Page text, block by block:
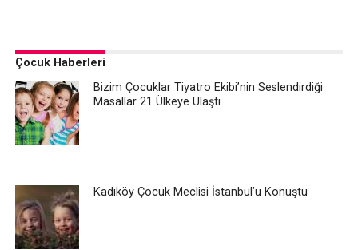
Çocuk Haberleri
Bizim Çocuklar Tiyatro Ekibi’nin Seslendirdiği
Masallar 21 Ülkeye Ulaştı
Kadıköy Çocuk Meclisi İstanbul’u Konuştu